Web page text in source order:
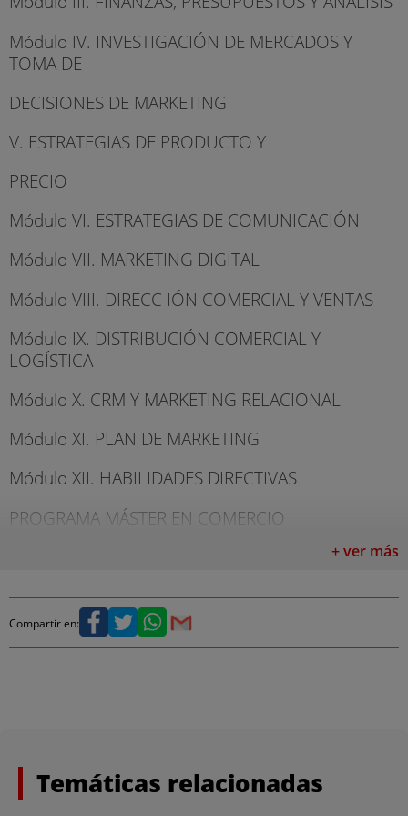
Módulo IV. INVESTIGACIÓN DE MERCADOS Y
TOMA DE
DECISIONES DE MARKETING
V. ESTRATEGIAS DE PRODUCTO Y
PRECIO
Módulo VI. ESTRATEGIAS DE COMUNICACIÓN
Módulo VII. MARKETING DIGITAL
Módulo VIII. DIRECC IÓN COMERCIAL Y VENTAS
Módulo IX. DISTRIBUCIÓN COMERCIAL Y
LOGÍSTICA
Módulo X. CRM Y MARKETING RELACIONAL
Módulo XI. PLAN DE MARKETING
Módulo XII. HABILIDADES DIRECTIVAS
PROGRAMA MÁSTER EN COMERCIO
COMMERCE
Módulo II. GESTIÓN PARA LA
MERCADOS EXTERIORES
Módulo V. CONTRATACIÓN INTERNACIONAL
+ ver más
Compartir en:
Temáticas relacionadas